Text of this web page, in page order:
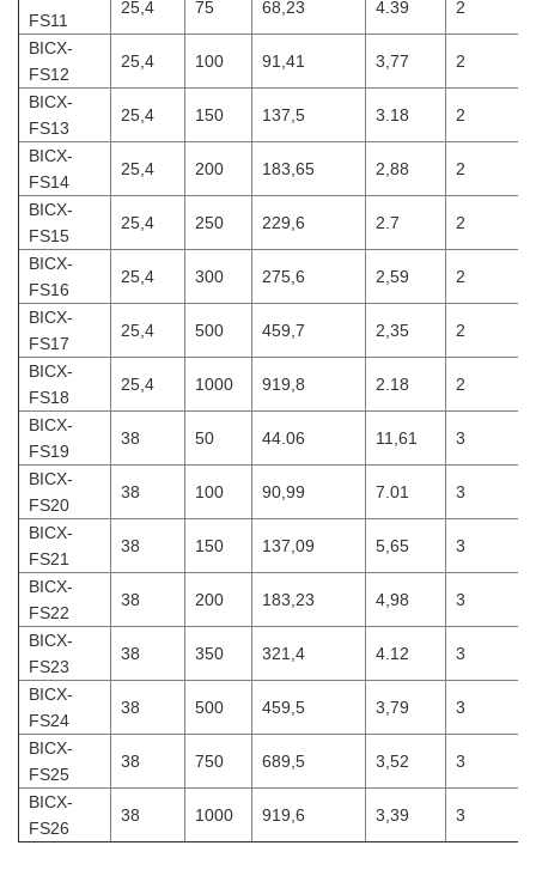
FS11
25,4 75 68,23 4.39 2
BICX-
FS12
25,4 100 91,41 3,77 2
BICX-
FS13
25,4 150 137,5 3.18 2
BICX-
FS14
25,4 200 183,65 2,88 2
BICX-
FS15
25,4 250 229,6 2.7 2
BICX-
FS16
25,4 300 275,6 2,59 2
BICX-
FS17
25,4 500 459,7 2,35 2
BICX-
FS18
25,4 1000 919,8 2.18 2
BICX-
FS19
38 50 44.06 11,61 3
BICX-
FS20
38 100 90,99 7.01 3
BICX-
FS21
38 150 137,09 5,65 3
BICX-
FS22
38 200 183,23 4,98 3
BICX-
FS23
38 350 321,4 4.12 3
BICX-
FS24
38 500 459,5 3,79 3
BICX-
FS25
38 750 689,5 3,52 3
BICX-
FS26
38 1000 919,6 3,39 3